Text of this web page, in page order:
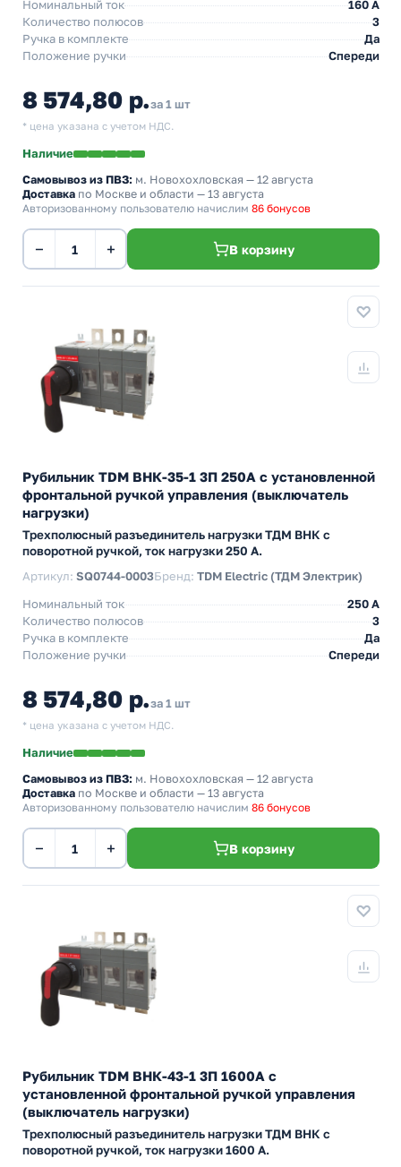
Номинальный ток
160 A
Количество полюсов
3
Ручка в комплекте
Да
Положение ручки
Спереди
8 574,80 р.за 1 шт
* цена указана с учетом НДС.
Наличие
Самовывоз из ПВЗ: м. Новохохловская — 12 августа
Доставка по Москве и области — 13 августа
Авторизованному пользователю начислим 86 бонусов
− + В корзину
Рубильник TDM ВНК-35-1 3П 250А с установленной
фронтальной ручкой управления (выключатель
нагрузки)
Трехполюсный разъединитель нагрузки ТДМ ВНК с
поворотной ручкой, ток нагрузки 250 А.
Артикул: SQ0744-0003Бренд: TDM Electric (ТДМ Электрик)
Номинальный ток
250 A
Количество полюсов
3
Ручка в комплекте
Да
Положение ручки
Спереди
8 574,80 р.за 1 шт
* цена указана с учетом НДС.
Наличие
Самовывоз из ПВЗ: м. Новохохловская — 12 августа
Доставка по Москве и области — 13 августа
Авторизованному пользователю начислим 86 бонусов
− + В корзину
Рубильник TDM ВНК-43-1 3П 1600А с
установленной фронтальной ручкой управления
(выключатель нагрузки)
Трехполюсный разъединитель нагрузки ТДМ ВНК с
поворотной ручкой, ток нагрузки 1600 А.